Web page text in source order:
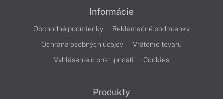
Informácie
Obchodné podmienky
Reklamačné podmienky
Ochrana osobných údajov
Vrátenie tovaru
Vyhlásenie o prístupnosti
Cookies
Produkty